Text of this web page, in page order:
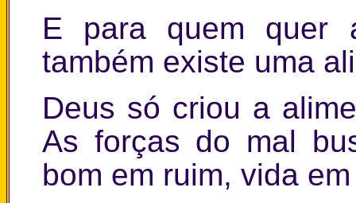
E para quem quer
também existe uma
Deus só criou a
As forças do mal
bom em ruim, vida